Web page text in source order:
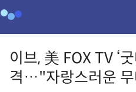
이브, 美 FOX TV ‘
격…"자랑스러운